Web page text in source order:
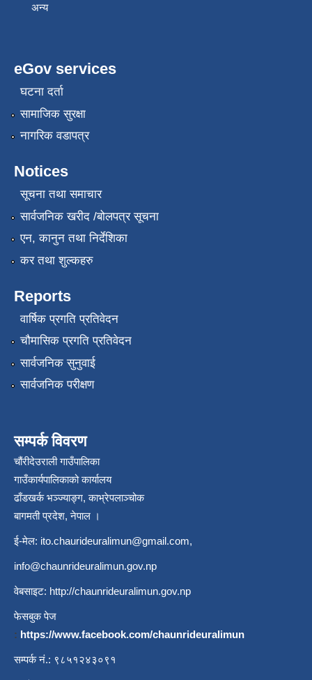
अन्य
eGov services
घटना दर्ता
सामाजिक सुरक्षा
नागरिक वडापत्र
Notices
सूचना तथा समाचार
सार्वजनिक खरीद /बोलपत्र सूचना
एन, कानुन तथा निर्देशिका
कर तथा शुल्कहरु
Reports
वार्षिक प्रगति प्रतिवेदन
चौमासिक प्रगति प्रतिवेदन
सार्वजनिक सुनुवाई
सार्वजनिक परीक्षण
सम्पर्क विवरण
चौंरीदेउराली गाउँपालिका
गाउँकार्यपालिकाको कार्यालय
ढाँडखर्क भञ्ज्याङ्ग, काभ्रेपलाञ्‍चोक
बागमती प्रदेश, नेपाल ।
ई-मेल: ito.chaurideuralimun@gmail.com,
info@chaunrideuralimun.gov.np
वेबसाइट: http://chaunrideuralimun.gov.np
फेसबुक पेज
: https://www.facebook.com/chaunrideuralimun
सम्पर्क नं.: ९८५१२४३०९१